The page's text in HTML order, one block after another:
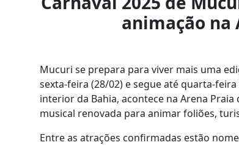
animação na
Mucuri se prepara para viver mais uma
sexta-feira (28/02) e segue até quarta-
interior da Bahia, acontece na Arena
musical renovada para animar foliões,
Entre as atrações confirmadas estão